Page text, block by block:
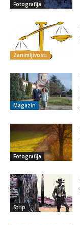
Fotografija
Zanimljivosti
Magazin
Fotografija
Strip